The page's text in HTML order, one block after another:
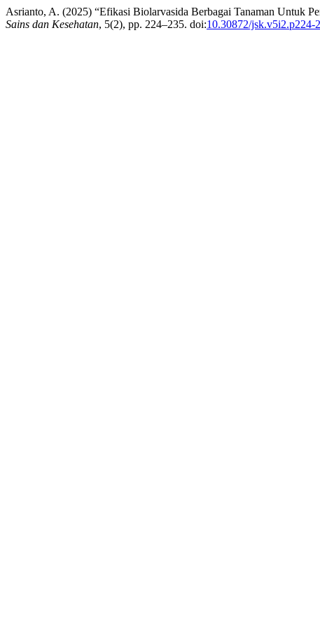
Asrianto, A. (2025) “Efikasi Biolarvasida Berbagai Tanaman Untuk
Sains dan Kesehatan, 5(2), pp. 224–235. doi:10.30872/jsk.v5i2.p224-